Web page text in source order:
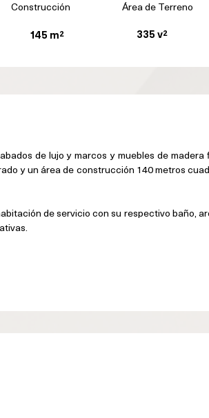
Construcción
145 m²
Área de Terreno
335 v²
de lujo y marcos y muebles de
y un área de construcción 140 metros
de servicio con su respectivo baño,